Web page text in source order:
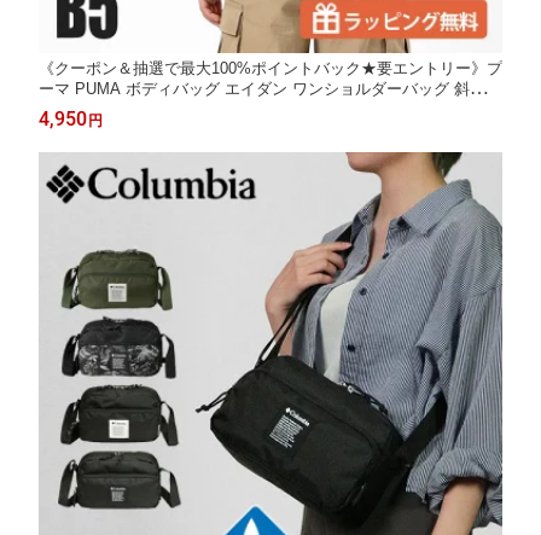
《クーポン＆抽選で最大100%ポイントバック★要エントリー》プ
ーマ PUMA ボディバッグ エイダン ワンショルダーバッグ 斜めが
け ロゴ キッズ ジュニア 各色 J20145 | ブランド [正規取扱店]【ノ
ベルティプレゼント】
4,950 円